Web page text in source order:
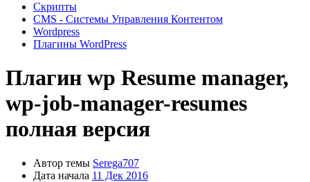
Скрипты
CMS - Системы Управления Контентом
Wordpress
Плагины WordPress
Плагин wp Resume manager,
wp-job-manager-resumes
полная версия
Автор темы Serega707
Дата начала 11 Дек 2016